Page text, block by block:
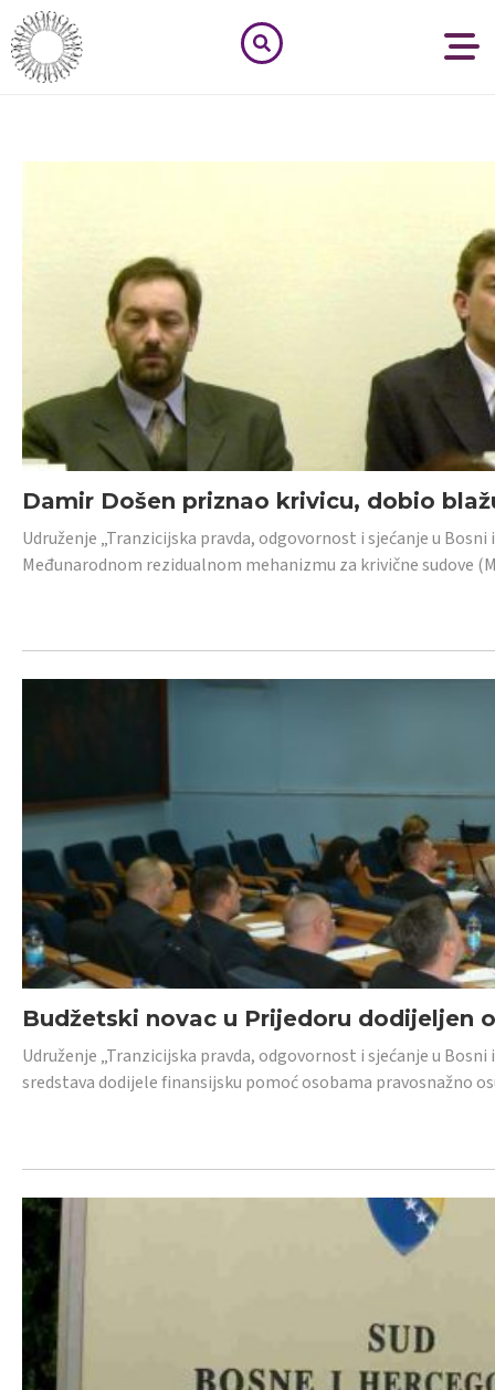
Damir Došen priznao krivicu, dobio
Udruženje „Tranzicijska pravda, odgovornost i sjećanje u
Međunarodnom rezidualnom mehanizmu za krivične sudove
Budžetski novac u Prijedoru dodijeljen
Udruženje „Tranzicijska pravda, odgovornost i sjećanje u
sredstava dodijele finansijsku pomoć osobama pravosnažno